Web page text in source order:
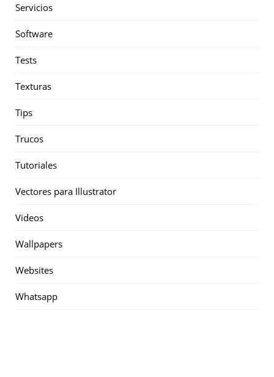
Servicios
Software
Tests
Texturas
Tips
Trucos
Tutoriales
Vectores para Illustrator
Videos
Wallpapers
Websites
Whatsapp